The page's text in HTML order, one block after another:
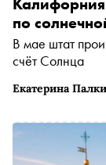
Екатерина
по
В мае штат
счёт Солнца